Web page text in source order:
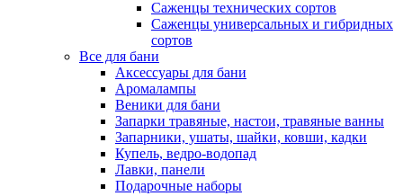
Саженцы технических сортов
Саженцы универсальных и гибридных
сортов
Все для бани
Аксессуары для бани
Аромалампы
Веники для бани
Запарки травяные, настои, травяные ванны
Запарники, ушаты, шайки, ковши, кадки
Купель, ведро-водопад
Лавки, панели
Подарочные наборы